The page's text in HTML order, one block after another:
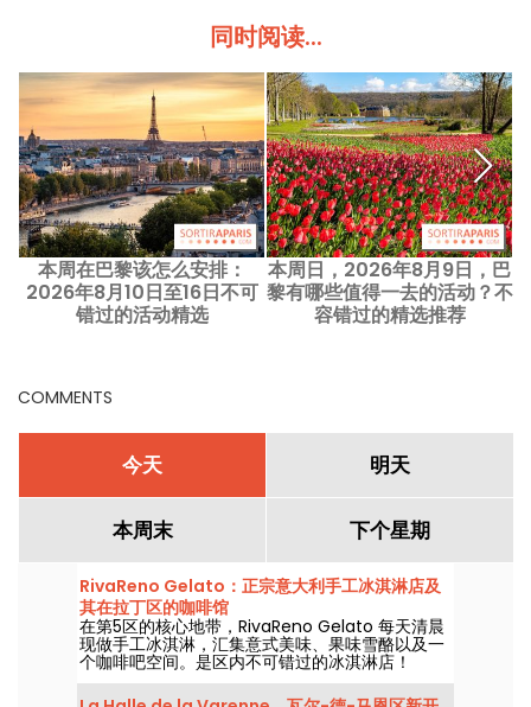
同时阅读...
本周在巴黎该怎么安排：
2026年8月10日至16日不可
错过的活动精选
本周日，2026年8月9日，巴
黎有哪些值得一去的活动？不
容错过的精选推荐
COMMENTS
今天 明天
本周末 下个星期
RivaReno Gelato：正宗意大利手工冰淇淋店及
其在拉丁区的咖啡馆
在第5区的核心地带，RivaReno Gelato 每天清晨
现做手工冰淇淋，汇集意式美味、果味雪酪以及一
个咖啡吧空间。是区内不可错过的冰淇淋店！